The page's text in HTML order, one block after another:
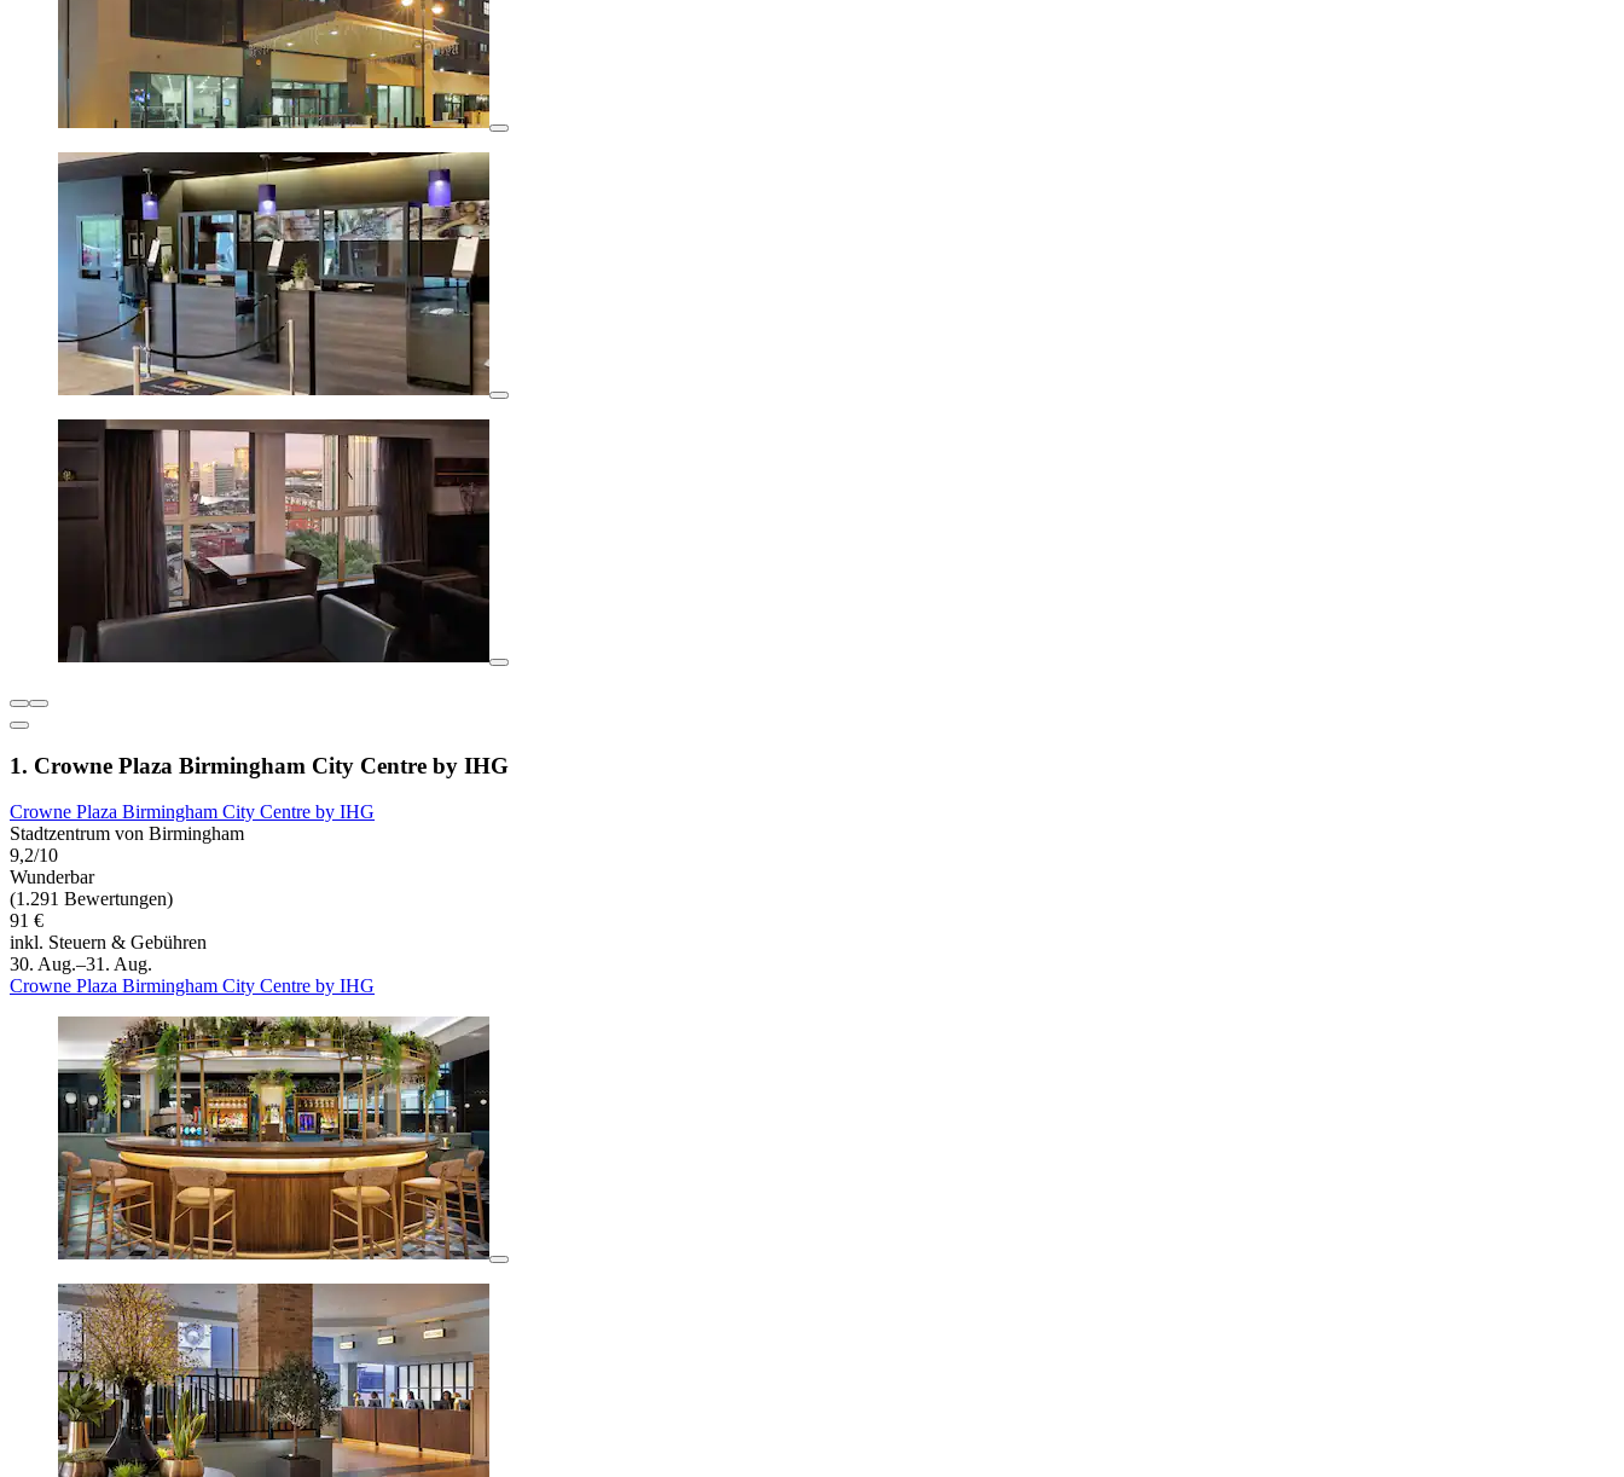
1. Crowne Plaza Birmingham City Centre by IHG
Crowne Plaza Birmingham City Centre by IHG
Stadtzentrum von Birmingham
9,2/10
Wunderbar
(1.291 Bewertungen)
91 €
inkl. Steuern & Gebühren
30. Aug.–31. Aug.
Crowne Plaza Birmingham City Centre by IHG